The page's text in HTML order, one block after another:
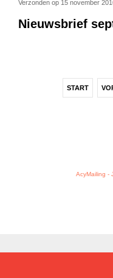
Verzonden op 15 november
Nieuwsbrief
START
AcyMailing -